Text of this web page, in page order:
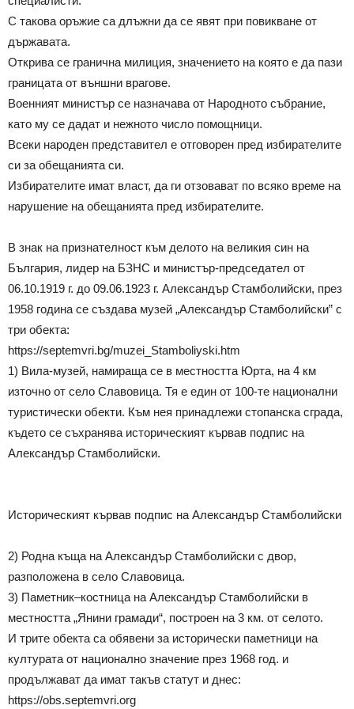
С такова оръжие са длъжни да се явят при повикване от
държавата.
Открива се гранична милиция, значението на която е да пази
границата от външни врагове.
Военният министър се назначава от Народното събрание,
като му се дадат и нежното число помощници.
Всеки народен представител е отговорен пред избирателите
си за обещанията си.
Избирателите имат власт, да ги отзовават по всяко време на
нарушение на обещанията пред избирателите.
В знак на признателност към делото на великия син на
България, лидер на БЗНС и министър-председател от
06.10.1919 г. до 09.06.1923 г. Александър Стамболийски, през
1958 година се създава музей „Александър Стамболийски” с
три обекта:
https://septemvri.bg/muzei_Stamboliyski.htm
1) Вила-музей, намираща се в местността Юрта, на 4 км
източно от село Славовица. Тя е един от 100-те национални
туристически обекти. Към нея принадлежи стопанска сграда,
където се съхранява историческият кървав подпис на
Александър Стамболийски.
Историческият кървав подпис на Александър Стамболийски
2) Родна къща на Александър Стамболийски с двор,
разположена в село Славовица.
3) Паметник–костница на Александър Стамболийски в
местността „Янини грамади“, построен на 3 км. от селото.
И трите обекта са обявени за исторически паметници на
културата от национално значение през 1968 год. и
продължават да имат такъв статут и днес:
https://obs.septemvri.org